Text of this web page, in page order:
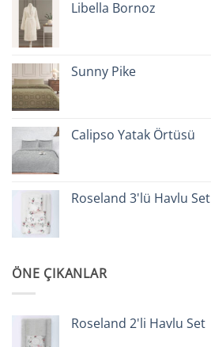
Libella Bornoz
Sunny Pike
Calipso Yatak Örtüsü
Roseland 3'lü Havlu Set
ÖNE ÇIKANLAR
Roseland 2'li Havlu Set